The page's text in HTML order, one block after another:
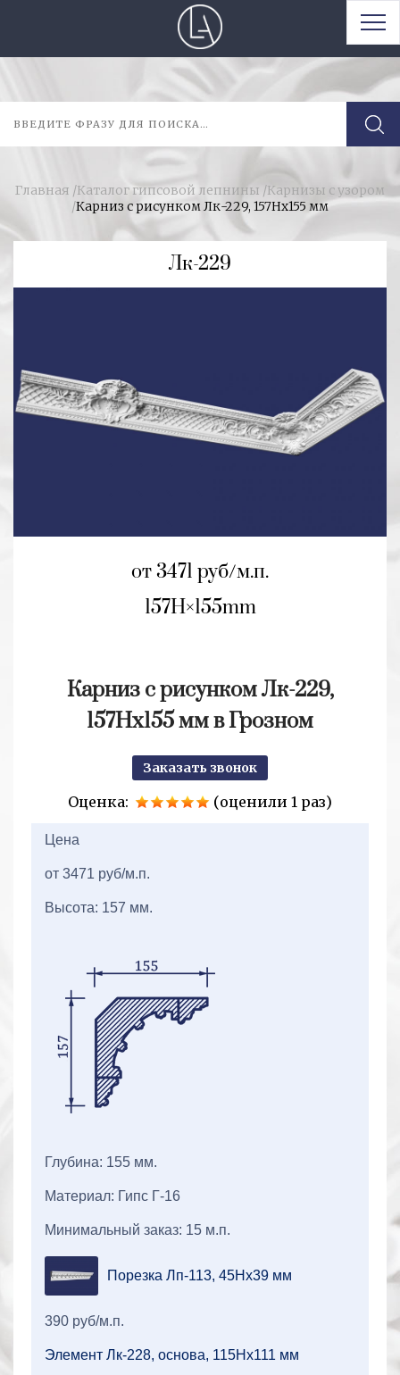
Главная /Каталог гипсовой лепнины /Карнизы с узором
/Карниз с рисунком Лк-229, 157Нх155 мм
Лк-229
от 3471 руб/м.п.
157H 155mm
Карниз с рисунком Лк-229,
157Нх155 мм в Грозном
Заказать звонок
Оценка:
(оценили 1 раз)
Цена
от 3471 руб/м.п.
Высота: 157 мм.
Глубина: 155 мм.
Материал: Гипс Г-16
Минимальный заказ: 15 м.п.
Порезка Лп-113, 45Нх39 мм
390 руб/м.п.
Элемент Лк-228, основа, 115Нх111 мм